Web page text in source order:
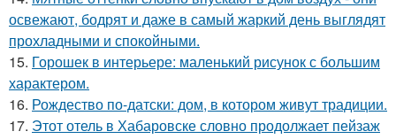
освежают, бодрят и даже в самый жаркий день выглядят
прохладными и спокойными.
15. Горошек в интерьере: маленький рисунок с большим
характером.
16. Рождество по-датски: дом, в котором живут традиции.
17. Этот отель в Хабаровске словно продолжает пейзаж